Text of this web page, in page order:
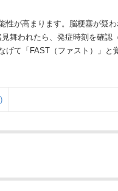
性が高まります。脳梗塞が疑
舞われたら、発症時刻を確認
て「FAST（ファスト）」と